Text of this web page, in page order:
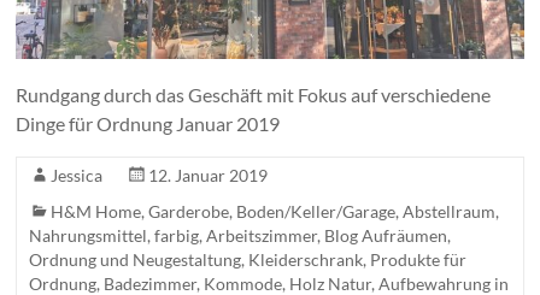
Rundgang durch das Geschäft mit Fokus auf verschiedene
Dinge für Ordnung Januar 2019
Jessica
12. Januar 2019
H&M Home,Garderobe, Boden/Keller/Garage,Abstellraum,
Nahrungsmittel,farbig,Arbeitszimmer, Blog Aufräumen,
Ordnung und Neugestaltung, Kleiderschrank, Produkte für
Ordnung, Badezimmer, Kommode, Holz Natur,Aufbewahrung in